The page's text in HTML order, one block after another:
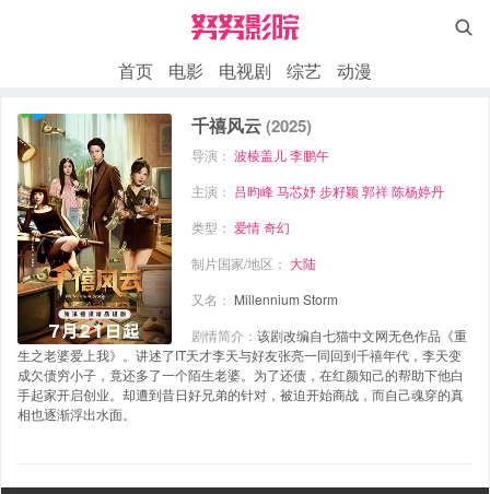

首页 电影 电视剧 综艺 动漫
千禧风云(2025)
导演：波棱盖儿 李鹏午
主演： 吕昀峰 马芯妤 步籽颖 郭祥 陈杨婷丹
类型：爱情 奇幻
制片国家/地区： 大陆
又名： Millennium Storm
剧情简介：该剧改编自七猫中文网无色作品《重
生之老婆爱上我》。讲述了IT天才李天与好友张亮一同回到千禧年代，李天变
成欠债穷小子，竟还多了一个陌生老婆。为了还债，在红颜知己的帮助下他白
手起家开启创业。却遭到昔日好兄弟的针对，被迫开始商战，而自己魂穿的真
相也逐渐浮出水面。